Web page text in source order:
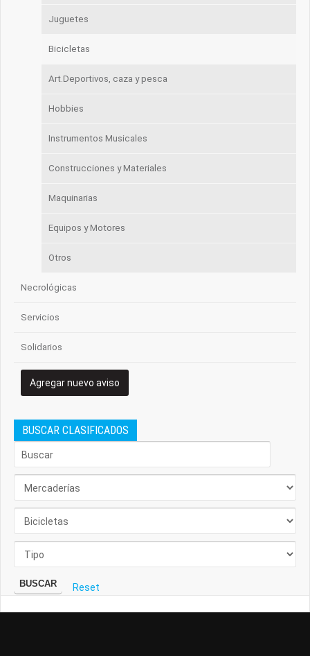
Juguetes
Bicicletas
Art.Deportivos, caza y pesca
Hobbies
Instrumentos Musicales
Construcciones y Materiales
Maquinarias
Equipos y Motores
Otros
Necrológicas
Servicios
Solidarios
Agregar nuevo aviso
BUSCAR CLASIFICADOS
BUSCAR Reset